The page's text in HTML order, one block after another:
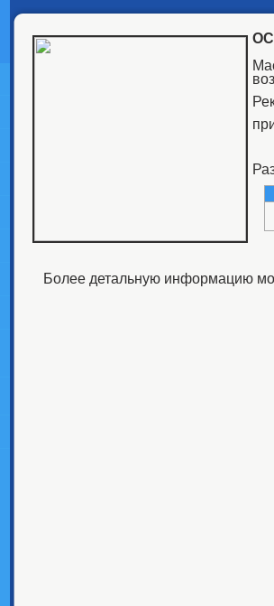
Более детальную информацию